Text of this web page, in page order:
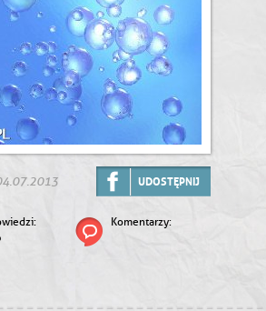
UDOSTĘPNIJ
Komentarzy: